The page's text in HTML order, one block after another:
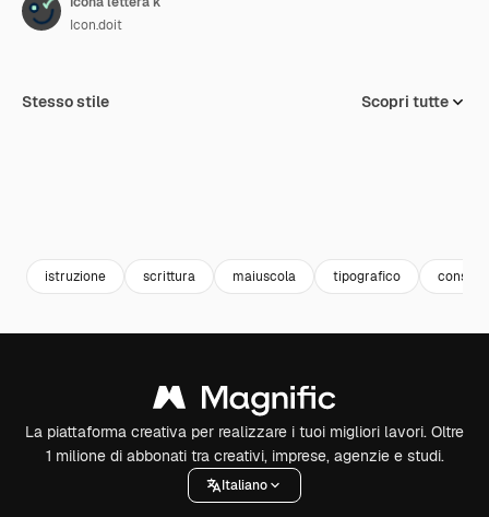
Icon.doit
Stesso stile Scopri tutte
istruzione scrittura maiuscola tipografico
La piattaforma creativa per realizzare i tuoi migliori lavori. Oltre
1 milione di abbonati tra creativi, imprese, agenzie e studi.
Italiano